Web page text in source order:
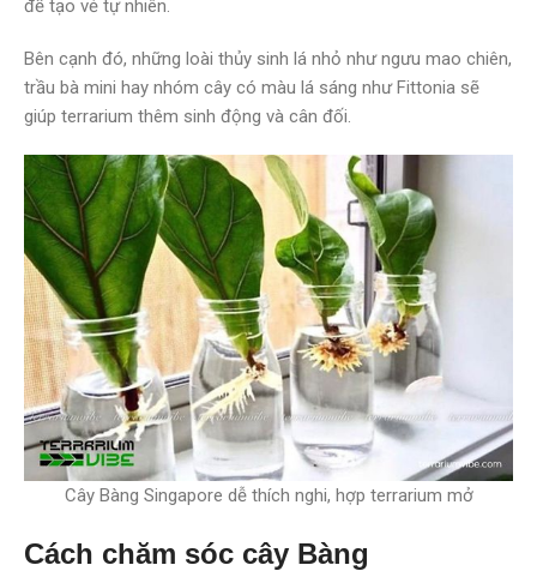
để tạo vẻ tự nhiên.
Bên cạnh đó, những loài thủy sinh lá nhỏ như ngưu mao chiên,
trầu bà mini hay nhóm cây có màu lá sáng như Fittonia sẽ
giúp terrarium thêm sinh động và cân đối.
Cây Bàng Singapore dễ thích nghi, hợp terrarium mở
Cách chăm sóc cây Bàng